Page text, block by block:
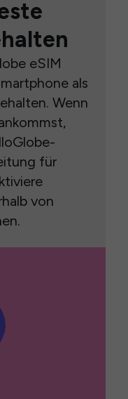
eSIM
als
Wenn
für
von